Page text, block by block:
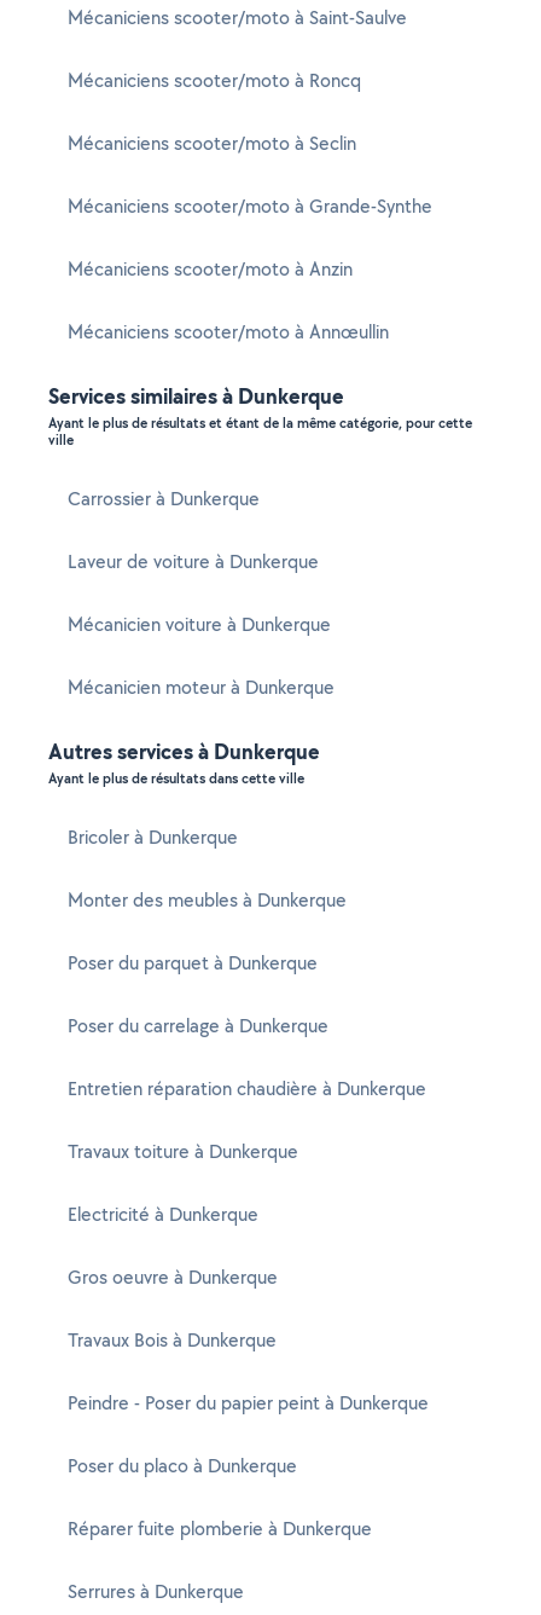
Mécaniciens scooter/moto à Saint-Saulve
Mécaniciens scooter/moto à Roncq
Mécaniciens scooter/moto à Seclin
Mécaniciens scooter/moto à Grande-Synthe
Mécaniciens scooter/moto à Anzin
Mécaniciens scooter/moto à Annœullin
Services similaires à Dunkerque
Ayant le plus de résultats et étant de la même catégorie, pour cette
ville
Carrossier à Dunkerque
Laveur de voiture à Dunkerque
Mécanicien voiture à Dunkerque
Mécanicien moteur à Dunkerque
Autres services à Dunkerque
Ayant le plus de résultats dans cette ville
Bricoler à Dunkerque
Monter des meubles à Dunkerque
Poser du parquet à Dunkerque
Poser du carrelage à Dunkerque
Entretien réparation chaudière à Dunkerque
Travaux toiture à Dunkerque
Electricité à Dunkerque
Gros oeuvre à Dunkerque
Travaux Bois à Dunkerque
Peindre - Poser du papier peint à Dunkerque
Poser du placo à Dunkerque
Réparer fuite plomberie à Dunkerque
Serrures à Dunkerque